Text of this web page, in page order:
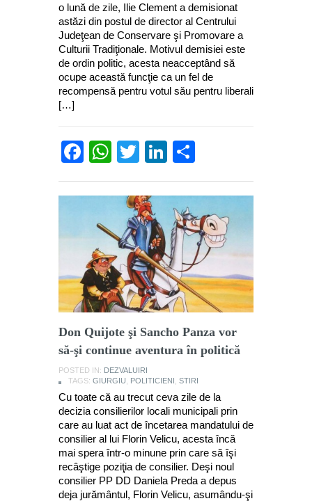
o lună de zile, Ilie Clement a demisionat
astăzi din postul de director al Centrului
Judeţean de Conservare şi Promovare a
Culturii Tradiţionale. Motivul demisiei este
de ordin politic, acesta neacceptând să
ocupe această funcţie ca un fel de
recompensă pentru votul său pentru liberali
[…]
Facebook
WhatsApp
TwitterLinkedIn
Don Quijote şi Sancho Panza vor
să-şi continue aventura în politică
POSTED IN: DEZVALUIRI
TAGS: GIURGIU POLITICIENI STIRI
Cu toate că au trecut ceva zile de la
decizia consilierilor locali municipali prin
care au luat act de încetarea mandatului de
consilier al lui Florin Velicu, acesta încă
mai spera într-o minune prin care să îşi
recâştige poziţia de consilier. Deşi noul
consilier PP DD Daniela Preda a depus
deja jurământul, Florin Velicu, asumându-şi